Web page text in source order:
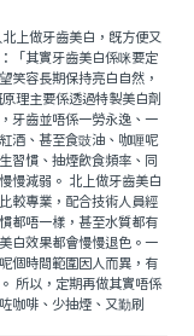
上做牙齒美白，既方便又
「其實牙齒美白係咪要定
笑容長期保持亮白自然，
理主要係透過特製美白劑
牙齒並唔係一勞永逸、一
酒、甚至食豉油、咖喱呢
習慣、抽煙飲食頻率、同
慢減弱。 北上做牙齒美白
較專業，配合技術人員經
都唔一樣，甚至水質都有
白效果都會慢慢退色。一
個時間範圍因人而異，有
所以，定期再做其實唔係
咖啡、少抽煙、又勤刷